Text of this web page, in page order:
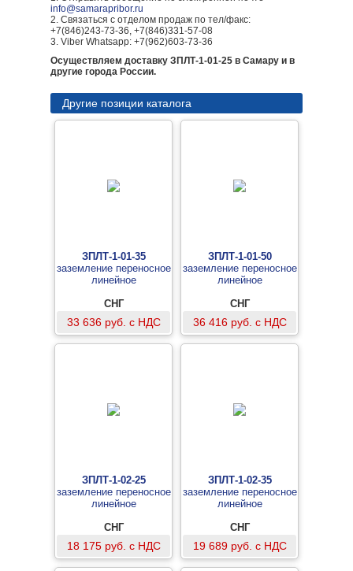
info@samarapribor.ru
2. Связаться с отделом продаж по тел/факс:
+7(846)243-73-36, +7(846)331-57-08
3. Viber Whatsapp: +7(962)603-73-36
Осуществляем доставку ЗПЛТ-1-01-25 в Самару и в
другие города России.
Другие позиции каталога
ЗПЛТ-1-01-35
заземление переносное
линейное
СНГ
33 636 руб. с НДС
ЗПЛТ-1-01-50
заземление переносное
линейное
СНГ
36 416 руб. с НДС
ЗПЛТ-1-02-25
заземление переносное
линейное
СНГ
18 175 руб. с НДС
ЗПЛТ-1-02-35
заземление переносное
линейное
СНГ
19 689 руб. с НДС